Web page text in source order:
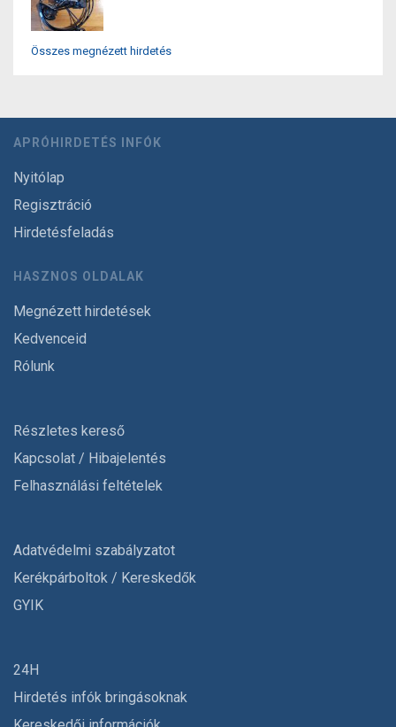
Összes megnézett hirdetés
APRÓHIRDETÉS INFÓK
Nyitólap
Regisztráció
Hirdetésfeladás
HASZNOS OLDALAK
Megnézett hirdetések
Kedvenceid
Rólunk
Részletes kereső
Kapcsolat / Hibajelentés
Felhasználási feltételek
Adatvédelmi szabályzatot
Kerékpárboltok / Kereskedők
GYIK
24H
Hirdetés infók bringásoknak